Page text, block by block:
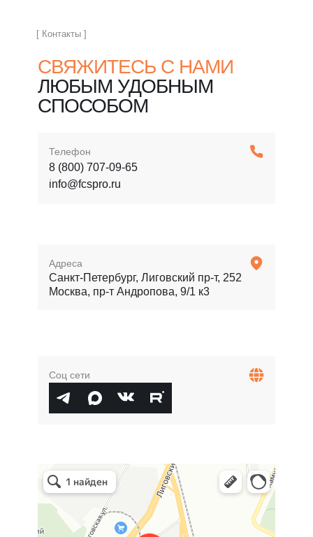
Соц сети
Адреса
Санкт-Петербург, Лиговский пр-т, 252
Москва, пр-т Андропова, 9/1 к3
Телефон
8 (800) 707-09-65
info@fcspro.ru
СВЯЖИТЕСЬ С НАМИ
ЛЮБЫМ УДОБНЫМ
СПОСОБОМ
[ Контакты ]